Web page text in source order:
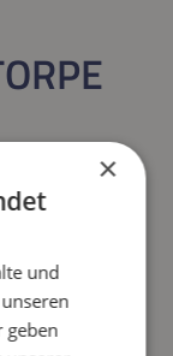
×
und
geben